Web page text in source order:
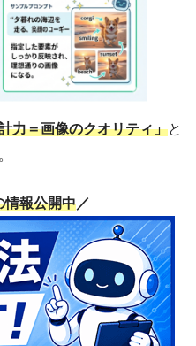
力＝画像のクオリティ」と
情報公開中／